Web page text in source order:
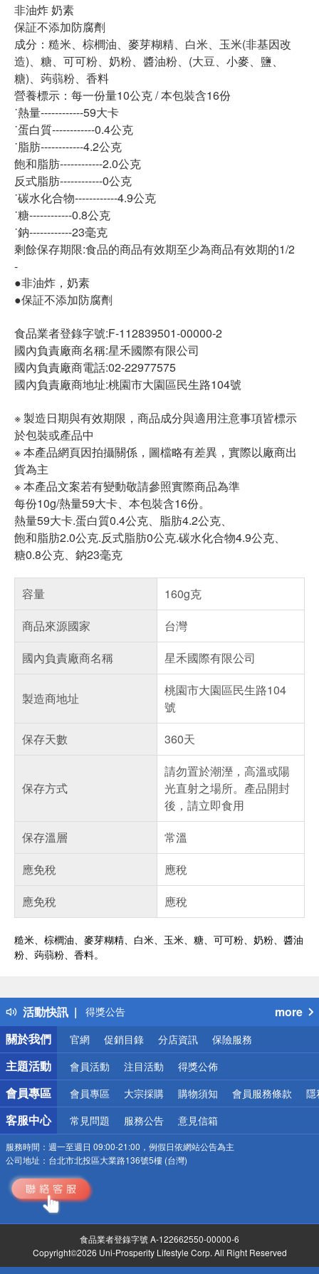
非油炸 奶素
保証不添加防腐劑
成分：糙米、棕櫚油、麥芽糊精、白米、玉米(非基因改
造)、糖、可可粉、奶粉、醬油粉、(大豆、小麥、鹽、
糖)、蒟蒻粉、香料
營養標示：每一份量10公克 / 本包裝含16份
˙熱量------------59大卡
˙蛋白質------------0.4公克
˙脂肪------------4.2公克
飽和脂肪------------2.0公克
反式脂肪------------0公克
˙碳水化合物------------4.9公克
˙糖------------0.8公克
˙鈉------------23毫克
剩餘保存期限:食品的商品有效期至少為商品有效期的1/2
-
●非油炸，奶素
●保証不添加防腐劑
食品業者登錄字號:F-112839501-00000-2
國內負責廠商名稱:星禾國際有限公司
國內負責廠商電話:02-22977575
國內負責廠商地址:桃園市大園區民生路104號
※ 製造日期與有效期限，商品成分與適用注意事項皆標示
於包裝或產品中
※ 本產品網頁因拍攝關係，圖檔略有差異，實際以廠商出
貨為主
※ 本產品文案若有變動敬請參照實際商品為準
每份10g/熱量59大卡、本包裝含16份。
熱量59大卡.蛋白質0.4公克、脂肪4.2公克、
飽和脂肪2.0公克.反式脂肪0公克.碳水化合物4.9公克、
糖0.8公克、鈉23毫克
容量
160g克
商品來源國家
台灣
國內負責廠商名稱
星禾國際有限公司
製造商地址
桃園市大園區民生路104
號
保存天數
360天
保存方式
請勿置於潮溼，高溫或陽
光直射之場所。產品開封
後，請立即食用
保存溫層
常溫
應免稅
應稅
應免稅
應稅
糙米、棕櫚油、麥芽糊精、白米、玉米、糖、可可粉、奶粉、醬油
粉、蒟蒻粉、香料。
活動快訊
得獎公告
熱門話題
銀行優惠
偏遠地區配送
詐騙網頁！請小心！
more
關於我們
官網 促銷目錄 分店資訊 保險服務
主題活動 會員活動 注目活動 得獎公佈
會員專區 會員專區 大宗採購 購物須知 會員服務條款 隱
客服中心 常見問題 服務公告 意見信箱
服務時間： 週一至週日 09:00-21:00，例假日依網站公告為主
公司地址： 台北市北投區大業路136號5樓 (台灣)
食品業者登錄字號 A-122662550-00000-6
Copyright©2026 Uni-Prosperity Lifestyle Corp. All Right Reserved